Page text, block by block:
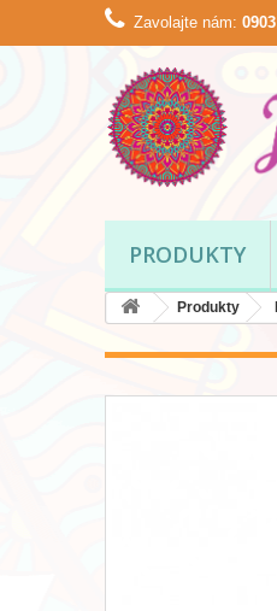
Zavolajte nám:
PRODUKTY
Produkty